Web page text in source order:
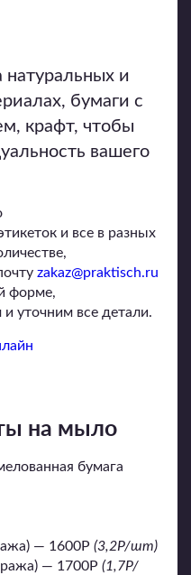
и
бумаги с
крафт, чтобы
вашего
и все в разных
zakaz@praktisch.ru
форме,
уточним все детали.
на мыло
бумага
— 1600P (3,2P/шт)
— 1700P (1,7P/